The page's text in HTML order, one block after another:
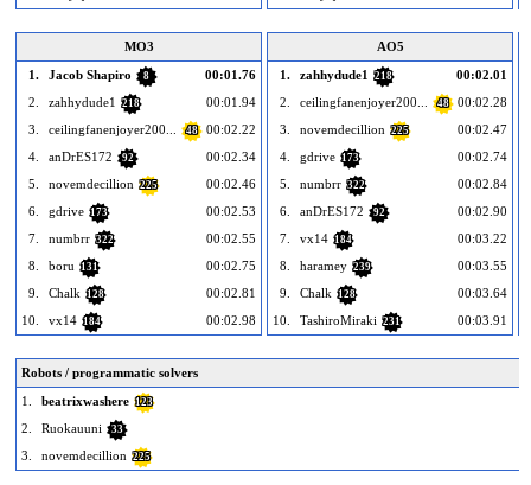
MO3
1.
Jacob Shapiro 8
00:01.76
2.
zahhydude1 218
00:01.94
3.
ceilingfanenjoyer200... 48
00:02.22
4.
anDrES172 92
00:02.34
5.
novemdecillion 225
00:02.46
6.
gdrive 173
00:02.53
7.
numbrr 322
00:02.55
8.
boru 131
00:02.75
9.
Chalk 128
00:02.81
10.
vx14 184 00:02.98
AO5
1.
zahhydude1 218
00:02.01
2.
ceilingfanenjoyer200... 48
00:02.28
3.
novemdecillion 225
00:02.47
4.
gdrive 173
00:02.74
5.
numbrr 322
00:02.84
6.
anDrES172 92
00:02.90
7.
vx14 184
00:03.22
8.
haramey 239
00:03.55
9.
Chalk 128
00:03.64
10.
TashiroMiraki 231 00:03.91
Robots / programmatic solvers
1.
beatrixwashere 123
2. Ruokauuni 33
3. novemdecillion 225